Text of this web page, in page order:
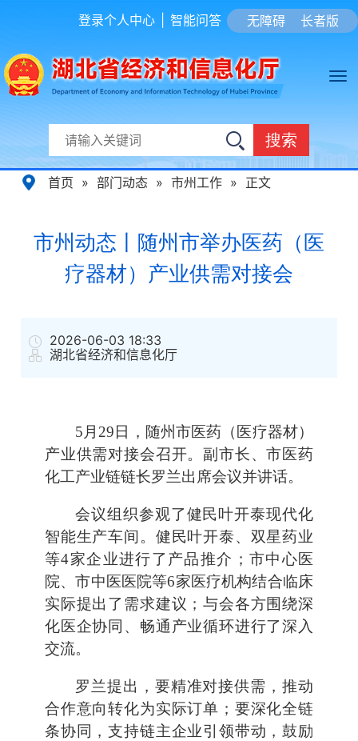
无障碍 长者版
登录个人中心 智能问答
搜索
首页 » 部门动态 » 市州工作 » 正文
市州动态丨随州市举办医药（医
疗器材）产业供需对接会
2026-06-03 18:33
湖北省经济和信息化厅
5月29日，随州市医药（医疗器材）
产业供需对接会召开。副市长、市医药
化工产业链链长罗兰出席会议并讲话。
会议组织参观了健民叶开泰现代化
智能生产车间。健民叶开泰、双星药业
等4家企业进行了产品推介；市中心医
院、市中医医院等6家医疗机构结合临床
实际提出了需求建议；与会各方围绕深
化医企协同、畅通产业循环进行了深入
交流。
罗兰提出，要精准对接供需，推动
合作意向转化为实际订单；要深化全链
条协同，支持链主企业引领带动，鼓励